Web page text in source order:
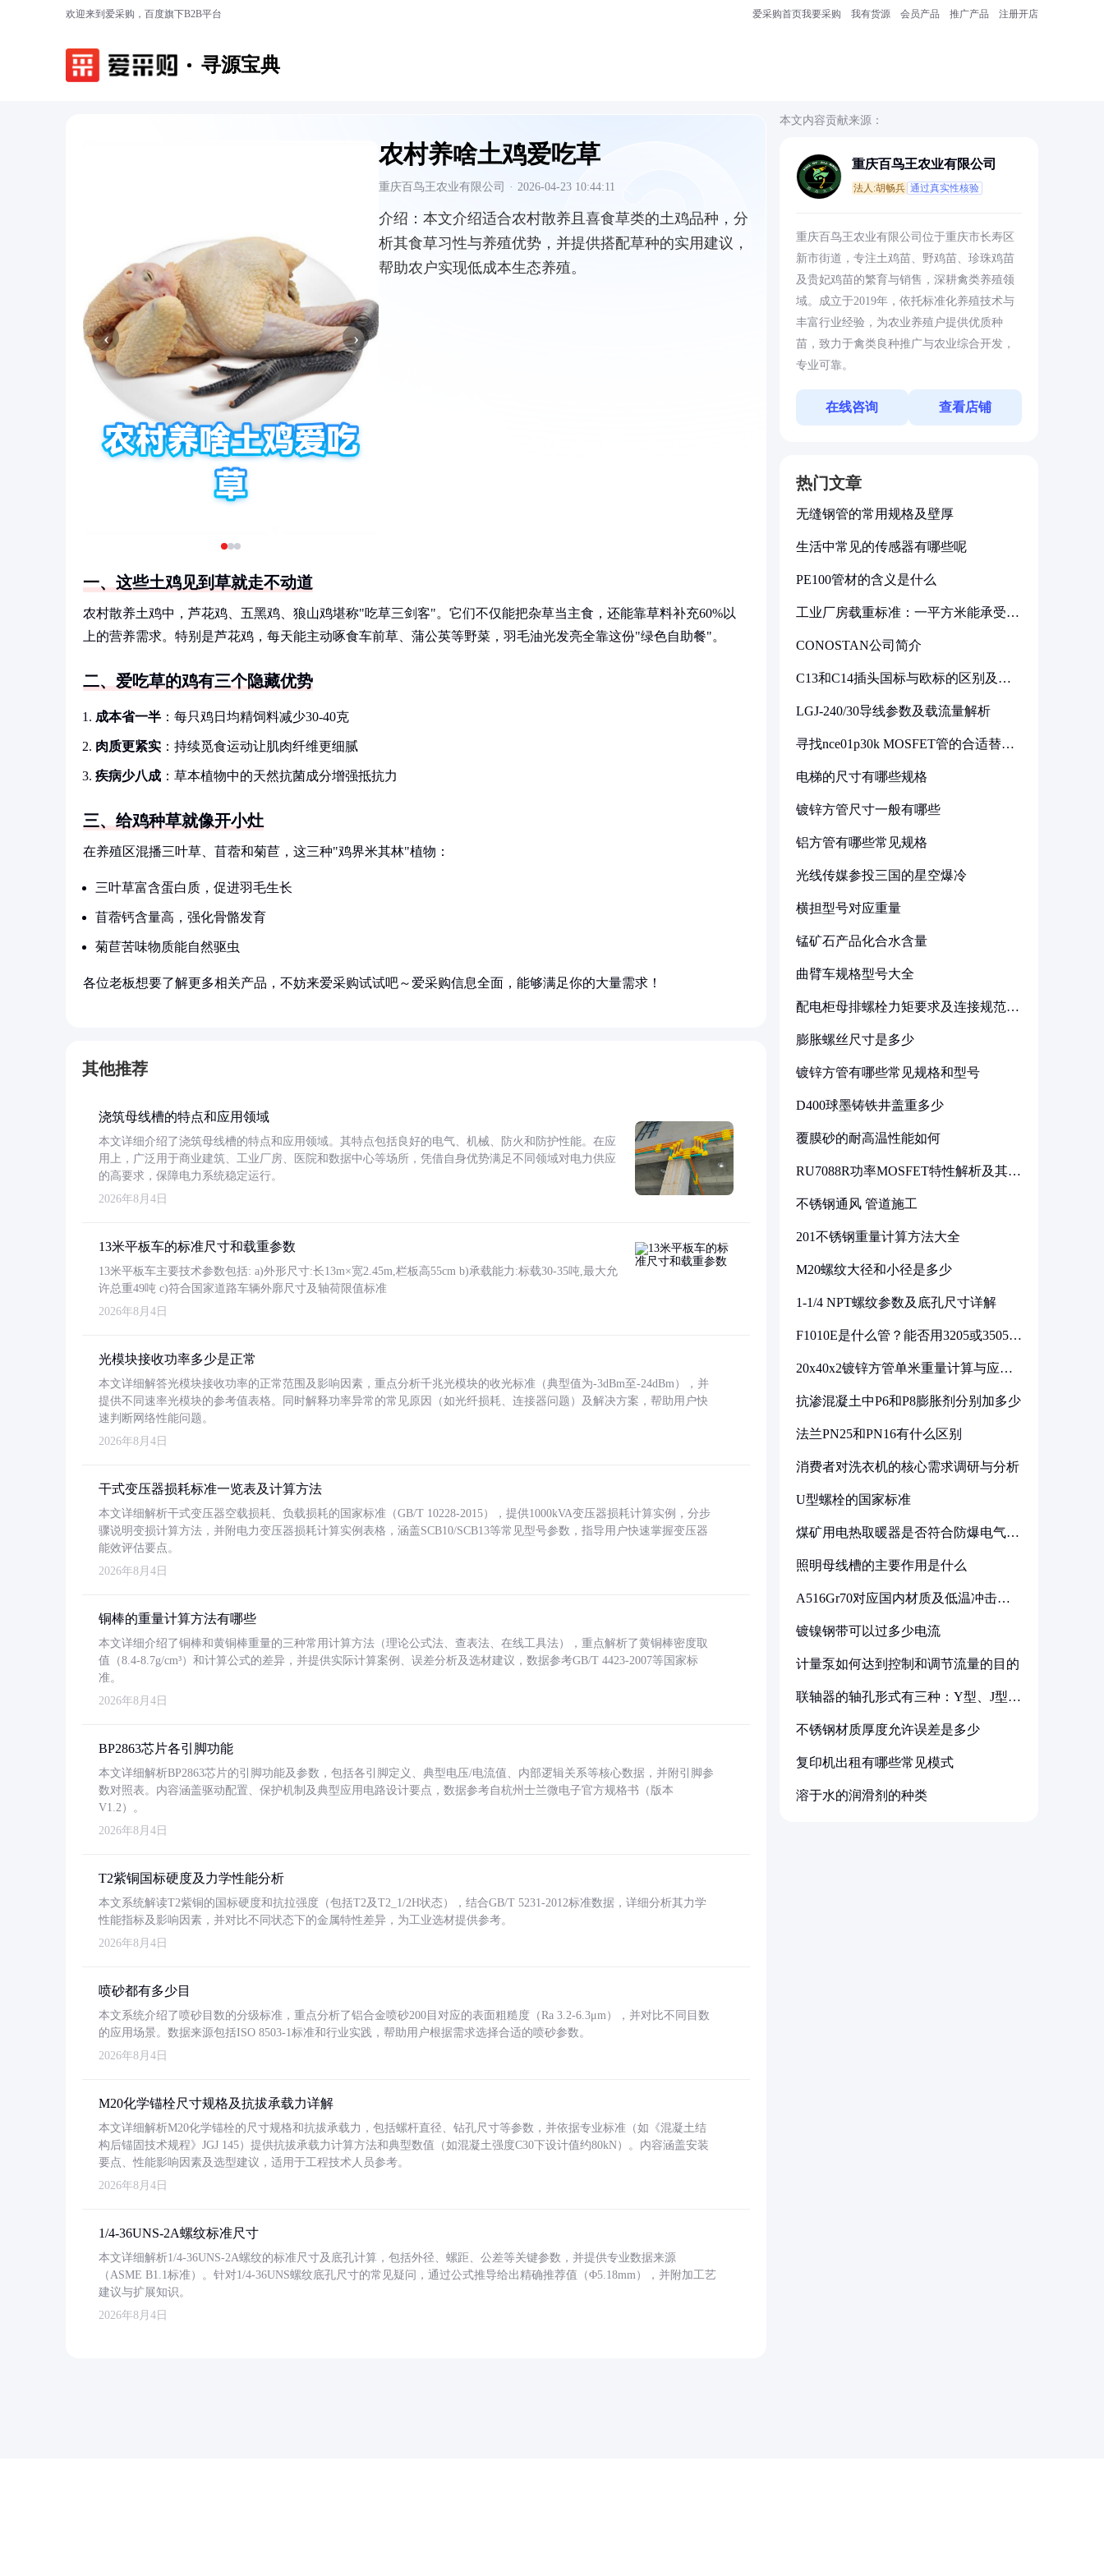
欢迎来到爱采购，百度旗下B2B平台 爱采购首页我要采购 我有货源 会员产品 推广产品 注册开店
寻源宝典
‹ ›
农村养啥土鸡爱吃草
重庆百鸟王农业有限公司 · 2026-04-23 10:44:11
介绍： 本文介绍适合农村散养且喜食草类的土鸡品种，分
析其食草习性与养殖优势，并提供搭配草种的实用建议，
帮助农户实现低成本生态养殖。
一、这些土鸡见到草就走不动道
农村散养土鸡中，芦花鸡、五黑鸡、狼山鸡堪称"吃草三剑客"。它们不仅能把杂草当主食，还能靠草料补充60%以
上的营养需求。特别是芦花鸡，每天能主动啄食车前草、蒲公英等野菜，羽毛油光发亮全靠这份"绿色自助餐"。
二、爱吃草的鸡有三个隐藏优势
成本省一半 ：每只鸡日均精饲料减少30-40克
肉质更紧实 ：持续觅食运动让肌肉纤维更细腻
疾病少八成 ：草本植物中的天然抗菌成分增强抵抗力
三、给鸡种草就像开小灶
在养殖区混播三叶草、苜蓿和菊苣，这三种"鸡界米其林"植物：
三叶草富含蛋白质，促进羽毛生长
苜蓿钙含量高，强化骨骼发育
菊苣苦味物质能自然驱虫
各位老板想要了解更多相关产品，不妨来爱采购试试吧～爱采购信息全面，能够满足你的大量需求！
其他推荐
浇筑母线槽的特点和应用领域
本文详细介绍了浇筑母线槽的特点和应用领域。其特点包括良好的电气、机械、防火和防护性能。在应
用上，广泛用于商业建筑、工业厂房、医院和数据中心等场所，凭借自身优势满足不同领域对电力供应
的高要求，保障电力系统稳定运行。
2026年8月4日
13米平板车的标准尺寸和载重参数
13米平板车主要技术参数包括: a)外形尺寸:长13m×宽2.45m,栏板高55cm b)承载能力:标载30-35吨,最大允
许总重49吨 c)符合国家道路车辆外廓尺寸及轴荷限值标准
2026年8月4日
光模块接收功率多少是正常
本文详细解答光模块接收功率的正常范围及影响因素，重点分析千兆光模块的收光标准（典型值为-3dBm至-24dBm），并
提供不同速率光模块的参考值表格。同时解释功率异常的常见原因（如光纤损耗、连接器问题）及解决方案，帮助用户快
速判断网络性能问题。
2026年8月4日
干式变压器损耗标准一览表及计算方法
本文详细解析干式变压器空载损耗、负载损耗的国家标准（GB/T 10228-2015），提供1000kVA变压器损耗计算实例，分步
骤说明变损计算方法，并附电力变压器损耗计算实例表格，涵盖SCB10/SCB13等常见型号参数，指导用户快速掌握变压器
能效评估要点。
2026年8月4日
铜棒的重量计算方法有哪些
本文详细介绍了铜棒和黄铜棒重量的三种常用计算方法（理论公式法、查表法、在线工具法），重点解析了黄铜棒密度取
值（8.4-8.7g/cm³）和计算公式的差异，并提供实际计算案例、误差分析及选材建议，数据参考GB/T 4423-2007等国家标
准。
2026年8月4日
BP2863芯片各引脚功能
本文详细解析BP2863芯片的引脚功能及参数，包括各引脚定义、典型电压/电流值、内部逻辑关系等核心数据，并附引脚参
数对照表。内容涵盖驱动配置、保护机制及典型应用电路设计要点，数据参考自杭州士兰微电子官方规格书（版本
V1.2）。
2026年8月4日
T2紫铜国标硬度及力学性能分析
本文系统解读T2紫铜的国标硬度和抗拉强度（包括T2及T2_1/2H状态），结合GB/T 5231-2012标准数据，详细分析其力学
性能指标及影响因素，并对比不同状态下的金属特性差异，为工业选材提供参考。
2026年8月4日
喷砂都有多少目
本文系统介绍了喷砂目数的分级标准，重点分析了铝合金喷砂200目对应的表面粗糙度（Ra 3.2-6.3μm），并对比不同目数
的应用场景。数据来源包括ISO 8503-1标准和行业实践，帮助用户根据需求选择合适的喷砂参数。
2026年8月4日
M20化学锚栓尺寸规格及抗拔承载力详解
本文详细解析M20化学锚栓的尺寸规格和抗拔承载力，包括螺杆直径、钻孔尺寸等参数，并依据专业标准（如《混凝土结
构后锚固技术规程》JGJ 145）提供抗拔承载力计算方法和典型数值（如混凝土强度C30下设计值约80kN）。内容涵盖安装
要点、性能影响因素及选型建议，适用于工程技术人员参考。
2026年8月4日
1/4-36UNS-2A螺纹标准尺寸
本文详细解析1/4-36UNS-2A螺纹的标准尺寸及底孔计算，包括外径、螺距、公差等关键参数，并提供专业数据来源
（ASME B1.1标准）。针对1/4-36UNS螺纹底孔尺寸的常见疑问，通过公式推导给出精确推荐值（Φ5.18mm），并附加工艺
建议与扩展知识。
2026年8月4日
本文内容贡献来源：
重庆百鸟王农业有限公司
法人:胡畅兵 通过真实性核验
重庆百鸟王农业有限公司位于重庆市长寿区
新市街道，专注土鸡苗、野鸡苗、珍珠鸡苗
及贵妃鸡苗的繁育与销售，深耕禽类养殖领
域。成立于2019年，依托标准化养殖技术与
丰富行业经验，为农业养殖户提供优质种
苗，致力于禽类良种推广与农业综合开发，
专业可靠。
在线咨询 查看店铺
热门文章
无缝钢管的常用规格及壁厚
生活中常见的传感器有哪些呢
PE100管材的含义是什么
工业厂房载重标准：一平方米能承受多
CONOSTAN公司简介
C13和C14插头国标与欧标的区别及其
LGJ-240/30导线参数及载流量解析
寻找nce01p30k MOSFET管的合适替代
电梯的尺寸有哪些规格
镀锌方管尺寸一般有哪些
铝方管有哪些常见规格
光线传媒参投三国的星空爆冷
横担型号对应重量
锰矿石产品化合水含量
曲臂车规格型号大全
配电柜母排螺栓力矩要求及连接规范详
膨胀螺丝尺寸是多少
镀锌方管有哪些常见规格和型号
D400球墨铸铁井盖重多少
覆膜砂的耐高温性能如何
RU7088R功率MOSFET特性解析及其在
不锈钢通风 管道施工
201不锈钢重量计算方法大全
M20螺纹大径和小径是多少
1-1/4 NPT螺纹参数及底孔尺寸详解
F1010E是什么管？能否用3205或3505代
20x40x2镀锌方管单米重量计算与应用
抗渗混凝土中P6和P8膨胀剂分别加多少
法兰PN25和PN16有什么区别
消费者对洗衣机的核心需求调研与分析
U型螺栓的国家标准
煤矿用电热取暖器是否符合防爆电气设
照明母线槽的主要作用是什么
A516Gr70对应国内材质及低温冲击要
镀镍钢带可以过多少电流
计量泵如何达到控制和调节流量的目的
联轴器的轴孔形式有三种：Y型、J型、
不锈钢材质厚度允许误差是多少
复印机出租有哪些常见模式
溶于水的润滑剂的种类